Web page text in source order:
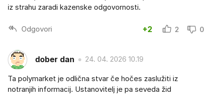
iz strahu zaradi kazenske odgovornosti.
Odgovori +2 2 0
dober dan 24. 04. 2026 10.19
Ta polymarket je odlična stvar če hočes zaslužiti iz
notranjih informacij. Ustanovitelj je pa seveda žid